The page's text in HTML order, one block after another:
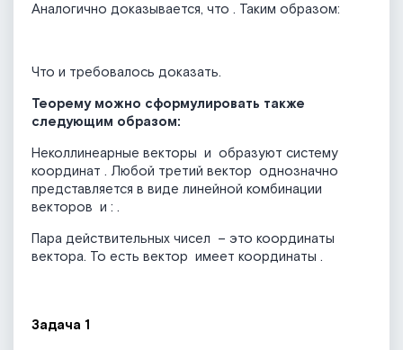
Аналогично доказывается, что . Таким образом:
Что и требовалось доказать.
Теорему можно сформулировать также
следующим образом:
Неколлинеарные векторы и образуют систему
координат . Любой третий вектор однозначно
представляется в виде линейной комбинации
векторов и : .
Пара действительных чисел – это координаты
вектора. То есть вектор имеет координаты .
Задача 1